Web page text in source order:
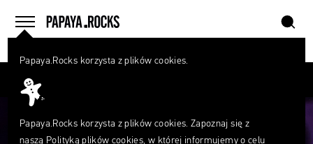
menu
home szukaj
Papaya.Rocks korzysta z plików cookies.
Papaya.Rocks korzysta z plików cookies. Zapoznaj się z
naszą Polityką plików cookies, w której informujemy o celu
Czego
szukasz?